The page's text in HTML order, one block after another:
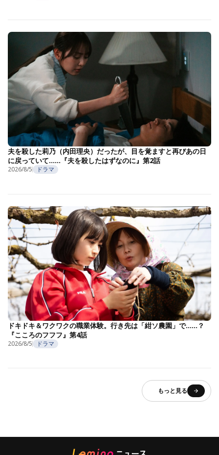
夫を殺した莉乃（内田理央）だったが、目を覚ますと再びあの日
に戻っていて……『夫を殺したはずなのに』第2話
2026/8/5 ドラマ
ドキドキ＆ワクワクの職業体験。行き先は「紺ソ農園」で……？
『こころのフフフ』第4話
2026/8/5 ドラマ
もっと見る